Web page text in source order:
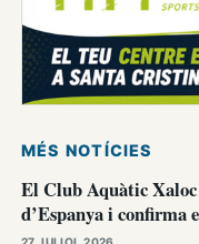
MÉS NOTÍCIES
El Club Aquàtic Xaloc
d’Espanya i confirma